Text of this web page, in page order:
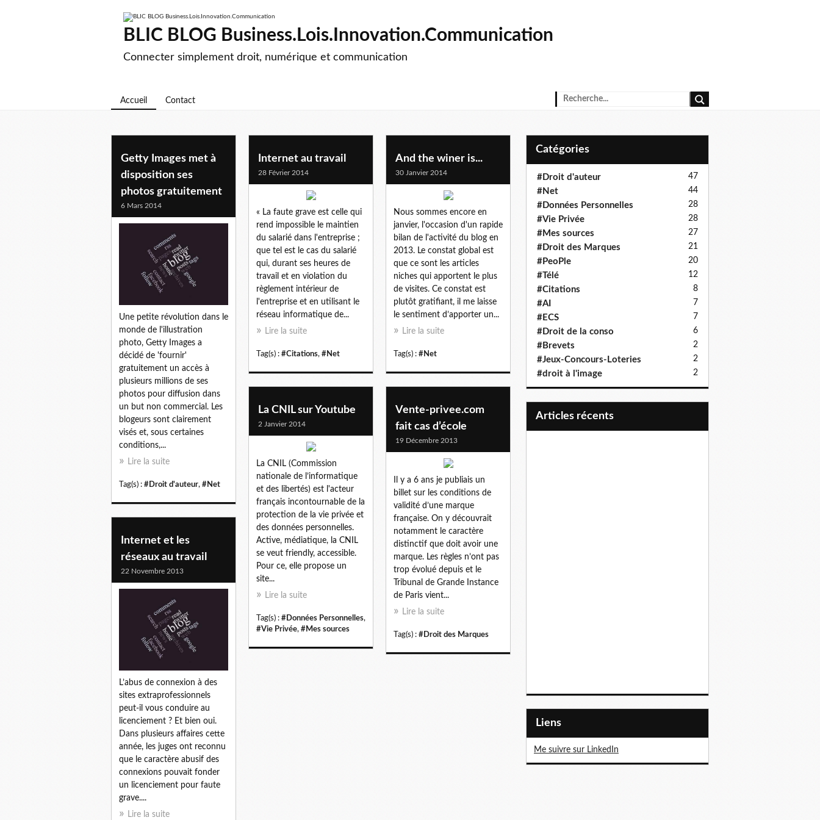
BLIC BLOG Business.Lois.Innovation.Communication
Connecter simplement droit, numérique et communication
Accueil Contact
Getty Images met à
disposition ses
photos gratuitement
6 Mars 2014
Une petite révolution dans le
monde de l'illustration
photo, Getty Images a
décidé de 'fournir'
gratuitement un accès à
plusieurs millions de ses
photos pour diffusion dans
un but non commercial. Les
blogeurs sont clairement
visés et, sous certaines
conditions,...
Lire la suite
Tag(s) : #Droit d'auteur, #Net
Internet au travail
28 Février 2014
« La faute grave est celle qui
rend impossible le maintien
du salarié dans l'entreprise ;
que tel est le cas du salarié
qui, durant ses heures de
travail et en violation du
règlement intérieur de
l'entreprise et en utilisant le
réseau informatique de...
Lire la suite
Tag(s) : #Citations, #Net
And the winer is...
30 Janvier 2014
Nous sommes encore en
janvier, l'occasion d'un rapide
bilan de l'activité du blog en
2013. Le constat global est
que ce sont les articles
niches qui apportent le plus
de visites. Ce constat est
plutôt gratifiant, il me laisse
le sentiment d’apporter un...
Lire la suite
Tag(s) : #Net
La CNIL sur Youtube
2 Janvier 2014
La CNIL (Commission
nationale de l’informatique
et des libertés) est l'acteur
français incontournable de la
protection de la vie privée et
des données personnelles.
Active, médiatique, la CNIL
se veut friendly, accessible.
Pour ce, elle propose un
site...
Lire la suite
Tag(s) : #Données Personnelles,
#Vie Privée, #Mes sources
Vente-privee.com
fait cas d’école
19 Décembre 2013
Il y a 6 ans je publiais un
billet sur les conditions de
validité d’une marque
française. On y découvrait
notamment le caractère
distinctif que doit avoir une
marque. Les règles n’ont pas
trop évolué depuis et le
Tribunal de Grande Instance
de Paris vient...
Lire la suite
Tag(s) : #Droit des Marques
Internet et les
réseaux au travail
22 Novembre 2013
L’abus de connexion à des
sites extraprofessionnels
peut-il vous conduire au
licenciement ? Et bien oui.
Dans plusieurs affaires cette
année, les juges ont reconnu
que le caractère abusif des
connexions pouvait fonder
un licenciement pour faute
grave....
Lire la suite
Catégories
#Droit d'auteur 47
#Net 44
#Données Personnelles 28
#Vie Privée 28
#Mes sources 27
#Droit des Marques 21
#PeoPle 20
#Télé 12
#Citations 8
#AI 7
#ECS 7
#Droit de la conso 6
#Brevets 2
#Jeux-Concours-Loteries 2
#droit à l'image 2
articles récents
Liens
Me suivre sur LinkedIn